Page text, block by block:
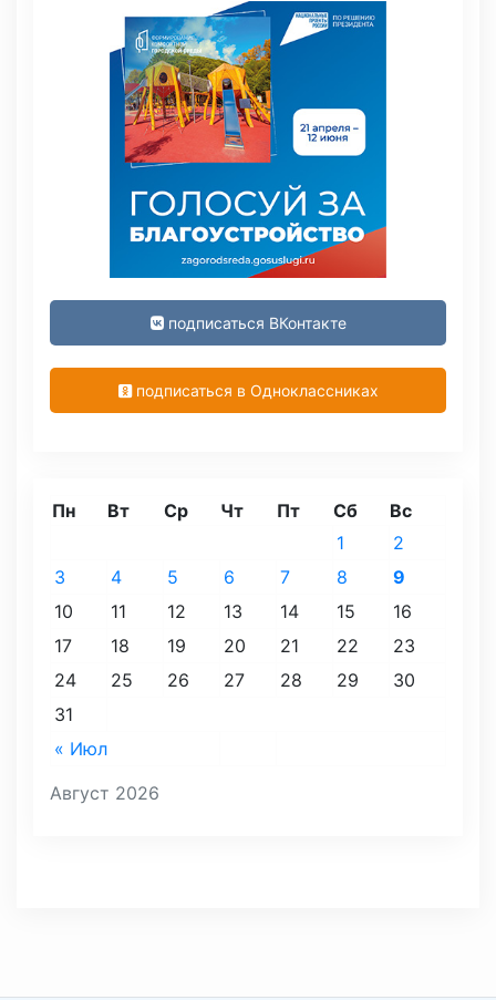
подписаться ВКонтакте
подписаться в Одноклассниках
Август 2026
Пн Вт Ср Чт Пт Сб Вс
« Июл
1
2
3
4 5 6 7 8
9
10
11 12 13 14 15
16
17
18 19 20 21 22
23
24
25 26 27 28 29
30
31